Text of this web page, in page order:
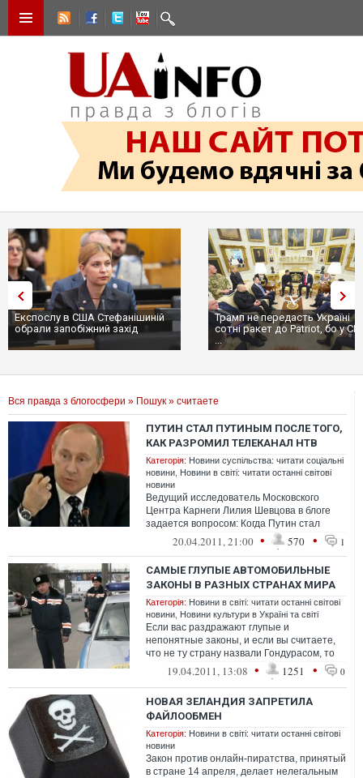
Експослу в США Стефанішиній
обрали запобіжний захід
Трамп не передасть Україні
сотні ракет до Patriot, бо у
...
Вся правда з блогосфери » Пошук » считаете
ПУТИН СТАЛ ПУТИНЫМ ПОСЛЕ ТОГО,
КАК РАЗРОМИЛ ТЕЛЕКАНАЛ НТВ
Категорія: Новини суспільства: читати соціальні
новини Новини в світі: читати останні світові
новини
Ведущий исследователь Московского
Центра Карнеги Лилия Шевцова в блоге
задается вопросом: Когда Путин стал
Путиным? И сразу дает ответ на него:
20.04.2011, 21:00 • 570 • 1
САМЫЕ ГЛУПЫЕ АВТОМОБИЛЬНЫЕ
ЗАКОНЫ В РАЗНЫХ СТРАНАХ МИРА
Категорія: Новини в світі: читати останні світові
новини Новини культури в Україні та світі
Если вас раздражают глупые и
непонятные законы, и если вы считаете,
что не ту страну назвали Гондурасом, то
просто ознакомитесь с несколькими пра...
19.04.2011, 13:08 • 1251 • 0
НОВАЯ ЗЕЛАНДИЯ ЗАПРЕТИЛА
ФАЙЛООБМЕН
Категорія: Новини в світі: читати останні світові
новини
Закон против онлайн-пиратства, принятый
в стране 14 апреля, делает нелегальным